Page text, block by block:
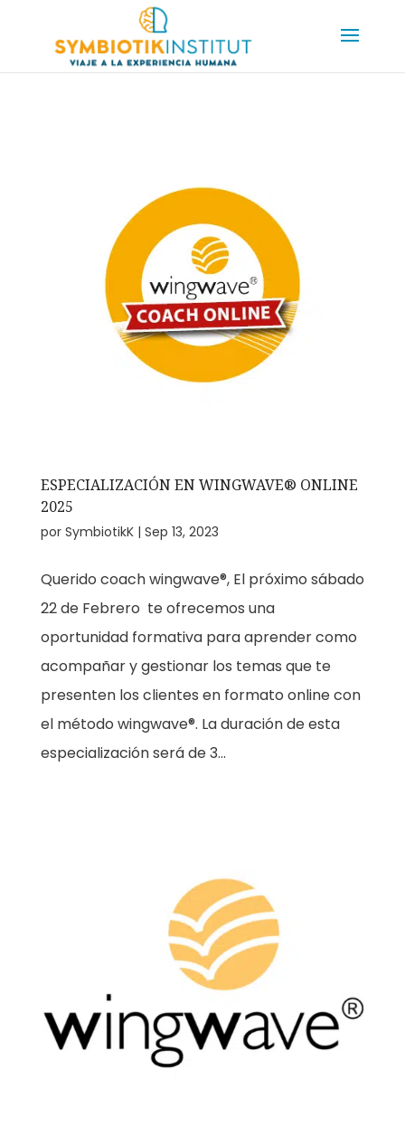
ESPECIALIZACIÓN EN WINGWAVE® ONLINE
2025
por SymbiotikK| Sep 13, 2023
Querido coach wingwave®, El próximo sábado
22 de Febrero te ofrecemos una
oportunidad formativa para aprender como
acompañar y gestionar los temas que te
presenten los clientes en formato online con
el método wingwave®. La duración de esta
especialización será de 3...